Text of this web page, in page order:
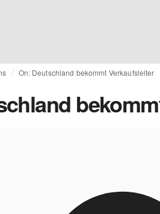
On: Deutschland bekommt Verkaufsleiter